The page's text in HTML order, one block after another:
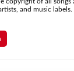
and music labels.